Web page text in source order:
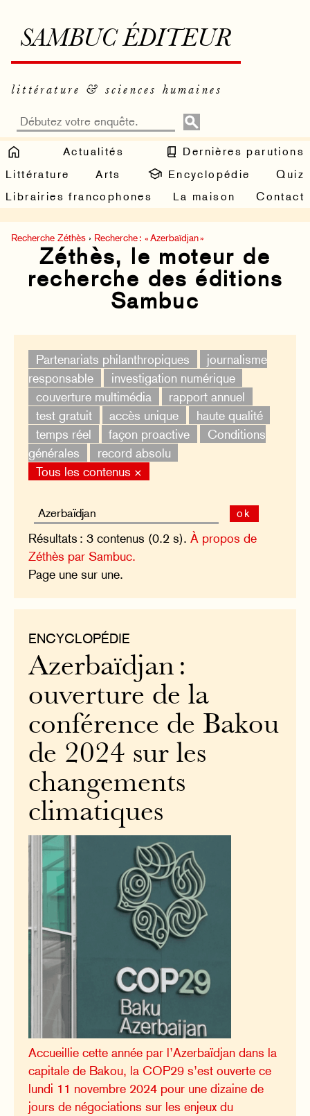
SAMBUC ÉDITEUR
littérature & sciences humaines
Actualités
Dernières parutions
Littérature
Arts Encyclopédie
Quiz
Librairies francophones
La maison Contact
Recherche Zéthès › Recherche : « Azerbaïdjan »
Zéthès, le moteur de
recherche des éditions
Sambuc
Partenariats philanthropiques
journalisme
responsable
investigation numérique
couverture multimédia
rapport annuel
test gratuit
accès unique
haute qualité
temps réel
façon proactive
Conditions
générales
record absolu
Tous les contenus ×
ok
Résultats : 3 contenus (0.2 s).À propos de
Zéthès par Sambuc.
Page une sur une.
ENCYCLOPÉDIE
Azerbaïdjan :
ouverture de la
conférence de Bakou
de 2024 sur les
changements
climatiques
Accueillie cette année par l’Azerbaïdjan dans la
capitale de Bakou, la COP29 s’est ouverte ce
lundi 11 novembre 2024 pour une dizaine de
jours de négociations sur les enjeux du